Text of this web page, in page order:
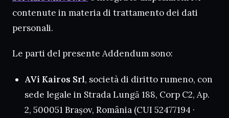
contenute in materia di trattamento dei dati
personali.
Le parti del presente Addendum sono:
AVi Kairos Srl, società di diritto rumeno, con
sede legale in Strada Lungă 188, Corp C2, Ap.
2, 500051 Brașov, România (CUI 52477194 ·